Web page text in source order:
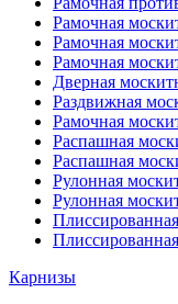
Рамочная
Рамочная
Рамочная
Дверная
Раздвижная
Рамочная
Распашная
Распашная
Рулонная
Рулонная
Карнизы